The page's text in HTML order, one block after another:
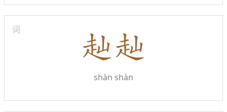
词
shàn shàn